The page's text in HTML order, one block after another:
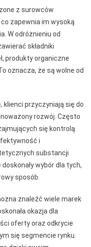
z surowców
zapewnia im wysoką
W odróżnieniu od
składniki
produkty organiczne
oznacza, że są wolne od
klienci przyczyniają się do
rozwój. Często
się kontrolą
i
substancji
wybór dla tych,
sposób.
znaleźć wiele marek
okazja dla
oferty oraz odkrycie
się segmencie rynku.